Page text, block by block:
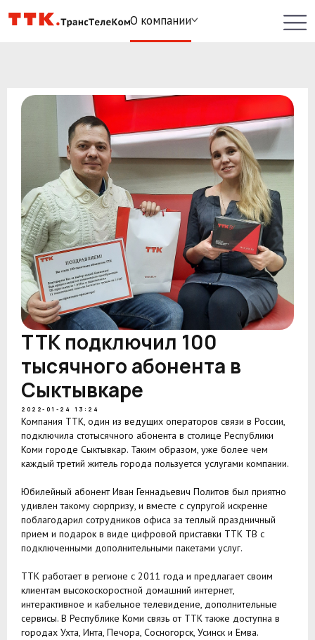
О компании
ТТК подключил 100
тысячного абонента в
Сыктывкаре
2022-01-24 13:24
Компания ТТК, один из ведущих операторов связи в России,
подключила стотысячного абонента в столице Республики
Коми городе Сыктывкар. Таким образом, уже более чем
каждый третий житель города пользуется услугами компании.
Юбилейный абонент Иван Геннадьевич Политов был приятно
удивлен такому сюрпризу, и вместе с супругой искренне
поблагодарил сотрудников офиса за теплый праздничный
прием и подарок в виде цифровой приставки ТТК ТВ с
подключенными дополнительными пакетами услуг.
ТТК работает в регионе с 2011 года и предлагает своим
клиентам высокоскоростной домашний интернет,
интерактивное и кабельное телевидение, дополнительные
сервисы. В Республике Коми связь от ТТК также доступна в
городах Ухта, Инта, Печора, Сосногорск, Усинск и Емва.